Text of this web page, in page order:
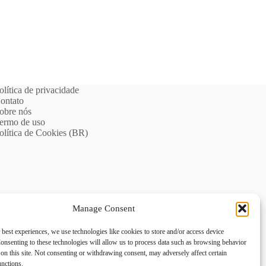
Manage Consent
experiences, we use technologies like cookies to store and/or access device
to these technologies will allow us to process data such as browsing behavior
this site. Not consenting or withdrawing consent, may adversely affect certain
de privacidade
nós
de uso
de Cookies (BR)